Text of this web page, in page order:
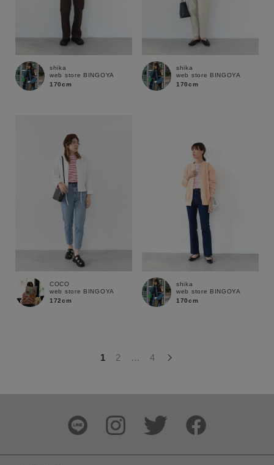
この条件で絞り込む
shika
web store BINGOYA
170cm
shika
web store BINGOYA
170cm
COCO
web store BINGOYA
172cm
shika
web store BINGOYA
170cm
1 2 … 4